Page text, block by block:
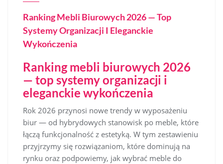
Ranking Mebli Biurowych 2026 — Top
Systemy Organizacji I Eleganckie
Wykończenia
Ranking mebli biurowych 2026
— top systemy organizacji i
eleganckie wykończenia
Rok 2026 przynosi nowe trendy w wyposażeniu
biur — od hybrydowych stanowisk po meble, które
łączą funkcjonalność z estetyką. W tym zestawieniu
przyjrzymy się rozwiązaniom, które dominują na
rynku oraz podpowiemy, jak wybrać meble do